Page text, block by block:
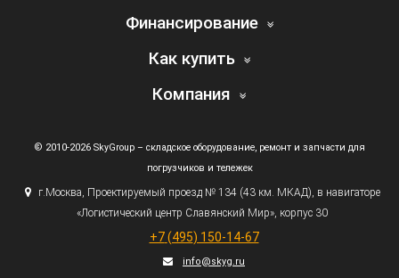
Финансирование
Как купить
Компания
© 2010-2026 SkyGroup – складское оборудование, ремонт и запчасти для
погрузчиков и тележек
г. Москва, Проектируемый проезд № 134 (43км. МКАД), в навигаторе
«Логистический центр Славянский Мир», корпус 30
+7 (495) 150-14-67
info@skyg.ru